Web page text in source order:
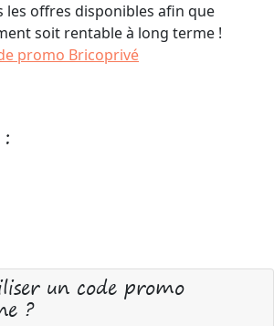
les offres disponibles afin que
soit rentable à long terme !
promo Bricoprivé
un code promo
?